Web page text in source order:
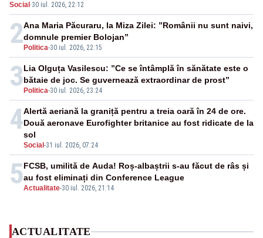
F-16
Social ·30 iul. 2026, 22:12
2 Politica-30 iul. 2026, 22:15
Ana Maria Păcuraru, la Miza Zilei: ”Românii nu sunt naivi,
domnule premier Bolojan”
3 Politica-30 iul. 2026, 23:24
Lia Olguța Vasilescu: ”Ce se întâmplă în sănătate este o
bătaie de joc. Se guvernează extraordinar de prost”
4
Social -31 iul. 2026, 07:24
Alertă aeriană la graniță pentru a treia oară în 24 de ore.
Două aeronave Eurofighter britanice au fost ridicate de la
sol
5Actualitate-30 iul. 2026, 21:14
FCSB, umilită de Auda! Roș-albaștrii s-au făcut de râs și
au fost eliminați din Conference League
ACTUALITATE